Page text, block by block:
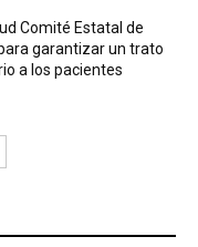
Comité Estatal de
garantizar un trato
a los pacientes